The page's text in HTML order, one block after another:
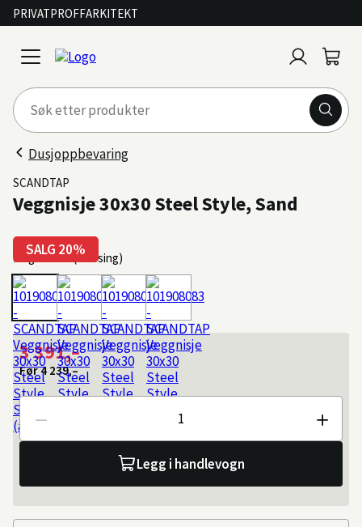
PRIVATPROFFARKITEKT
open
menu
inn
Dusjoppbevaring
SALG 20%
SCANDTAP
Veggnisje 30x30 Steel Style, Sand
Farge: Sand (Messing)
3 391,–
Før4 239,–
Antall
Legg i handlevogn